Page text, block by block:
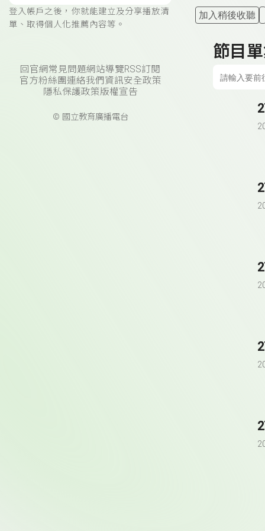
登入帳戶之後，你就能建立及分享播放清
單、取得個人化推薦內容等。
回官網常見問題網站導覽RSS訂閱
官方粉絲團連絡我們 資訊安全政策
隱私保護政策版權宣告
© 國立教育廣播電台
加入稍後收聽
節目